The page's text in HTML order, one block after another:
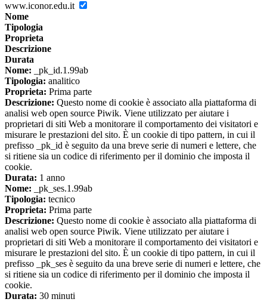
www.iconor.edu.it
Nome
Tipologia
Proprieta
Descrizione
Durata
Nome: _pk_id.1.99ab
Tipologia: analitico
Proprieta: Prima parte
Descrizione: Questo nome di cookie è associato alla piattaforma di
analisi web open source Piwik. Viene utilizzato per aiutare i
proprietari di siti Web a monitorare il comportamento dei visitatori e
misurare le prestazioni del sito. È un cookie di tipo pattern, in cui il
prefisso _pk_id è seguito da una breve serie di numeri e lettere, che
si ritiene sia un codice di riferimento per il dominio che imposta il
cookie.
Durata: 1 anno
Nome: _pk_ses.1.99ab
Tipologia: tecnico
Proprieta: Prima parte
Descrizione: Questo nome di cookie è associato alla piattaforma di
analisi web open source Piwik. Viene utilizzato per aiutare i
proprietari di siti Web a monitorare il comportamento dei visitatori e
misurare le prestazioni del sito. È un cookie di tipo pattern, in cui il
prefisso _pk_ses è seguito da una breve serie di numeri e lettere, che
si ritiene sia un codice di riferimento per il dominio che imposta il
cookie.
Durata: 30 minuti